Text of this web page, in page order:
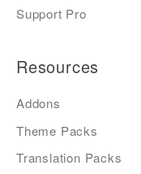
Support Pro
Resources
Addons
Theme Packs
Translation Packs